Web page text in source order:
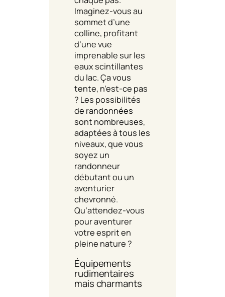
Imaginez-vous au
sommet d’une
colline, profitant
d’une vue
imprenable sur les
eaux scintillantes
du lac. Ça vous
tente, n’est-ce pas
? Les possibilités
de randonnées
sont nombreuses,
adaptées à tous les
niveaux, que vous
soyez un
randonneur
débutant ou un
aventurier
chevronné.
Qu’attendez-vous
pour aventurer
votre esprit en
pleine nature ?
Équipements
rudimentaires
mais charmants